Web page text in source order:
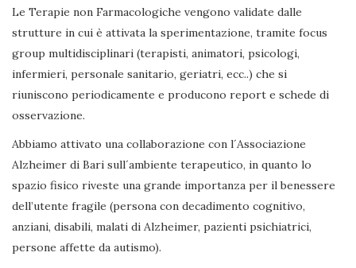
Le Terapie non Farmacologiche vengono validate dalle
strutture in cui è attivata la sperimentazione, tramite focus
group multidisciplinari (terapisti, animatori, psicologi,
infermieri, personale sanitario, geriatri, ecc..) che si
riuniscono periodicamente e producono report e schede di
osservazione.
Abbiamo attivato una collaborazione con l´Associazione
Alzheimer di Bari sull´ambiente terapeutico, in quanto lo
spazio fisico riveste una grande importanza per il benessere
dell’utente fragile (persona con decadimento cognitivo,
anziani, disabili, malati di Alzheimer, pazienti psichiatrici,
persone affette da autismo).